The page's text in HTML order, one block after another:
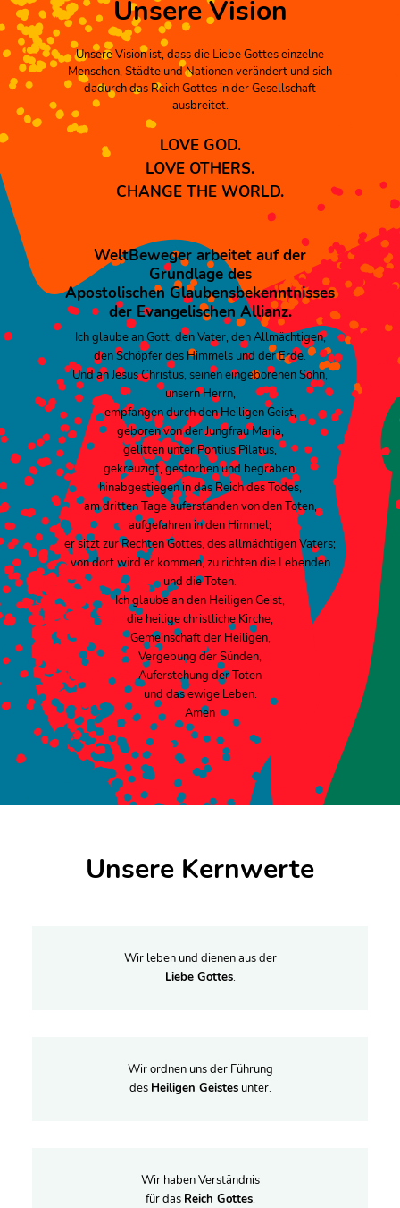
Unsere Vision
Unsere Vision ist, dass die Liebe Gottes einzelne
Menschen, Städte und Nationen verändert und sich
dadurch das Reich Gottes in der Gesellschaft
ausbreitet.
LOVE GOD.
LOVE OTHERS.
CHANGE THE WORLD.
WeltBeweger arbeitet auf der
Grundlage des
Apostolischen Glaubensbekenntnisses
der Evangelischen Allianz.
Ich glaube an Gott, den Vater, den Allmächtigen,
den Schöpfer des Himmels und der Erde.
Und an Jesus Christus, seinen eingeborenen Sohn,
unsern Herrn,
empfangen durch den Heiligen Geist,
geboren von der Jungfrau Maria,
gelitten unter Pontius Pilatus,
gekreuzigt, gestorben und begraben,
hinabgestiegen in das Reich des Todes,
am dritten Tage auferstanden von den Toten,
aufgefahren in den Himmel;
er sitzt zur Rechten Gottes, des allmächtigen Vaters;
von dort wird er kommen, zu richten die Lebenden
und die Toten.
Ich glaube an den Heiligen Geist,
die heilige christliche Kirche,
Gemeinschaft der Heiligen,
Vergebung der Sünden,
Auferstehung der Toten
und das ewige Leben.
Amen
Unsere Kernwerte
Wir leben und dienen aus der
Liebe Gottes.
Wir ordnen uns der Führung
des Heiligen Geistesunter.
Wir haben Verständnis
für das Reich Gottes.